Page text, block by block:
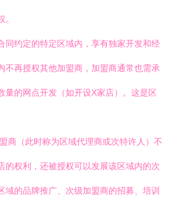
同约定的特定区域内，享有独家开发和经
不再授权其他加盟商，加盟商通常也需承
量的网点开发（如开设X家店）。这是区
盟商（此时称为区域代理商或次特许人）不
的权利，还被授权可以发展该区域内的次
域的品牌推广、次级加盟商的招募、培训